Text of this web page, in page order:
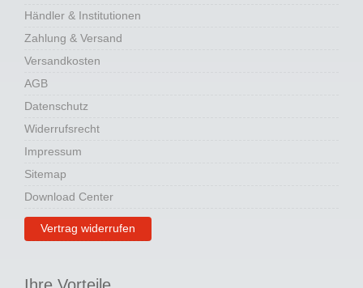
Händler & Institutionen
Zahlung & Versand
Versandkosten
AGB
Datenschutz
Widerrufsrecht
Impressum
Sitemap
Download Center
Vertrag widerrufen